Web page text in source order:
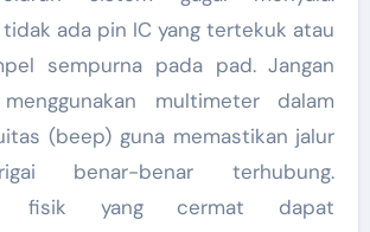
tidak ada pin IC yang tertekuk atau
sempurna pada pad. Jangan
multimeter dalam
(beep) guna memastikan jalur
benar-benar terhubung.
fisik yang cermat dapat